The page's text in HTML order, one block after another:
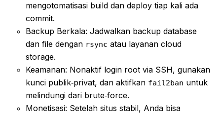
mengotomatisasi build dan deploy tiap kali ada
commit.
Backup Berkala: Jadwalkan backup database
dan file dengan rsync atau layanan cloud
storage.
Keamanan: Nonaktif login root via SSH, gunakan
kunci publik‑privat, dan aktifkan fail2ban untuk
melindungi dari brute‑force.
Monetisasi: Setelah situs stabil, Anda bisa